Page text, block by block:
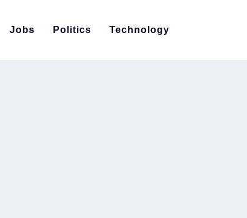
Jobs Politics Technology